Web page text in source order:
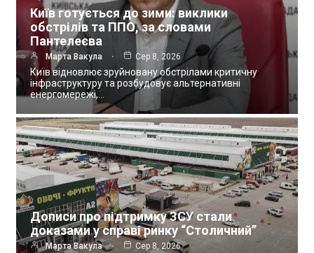
Київ готується до зими: виклики
обстрілів та ППО, за словами
Пантелеєва
Марта Вакула Сер 8, 2026
Київ відновлює зруйновану обстрілами критичну
інфраструктуру та розбудовує альтернативні
енергомережі,…
Дописи про підтримку ЗСУ стали
доказами у справі ринку “Столичний”
Марта Вакула Сер 8, 2026